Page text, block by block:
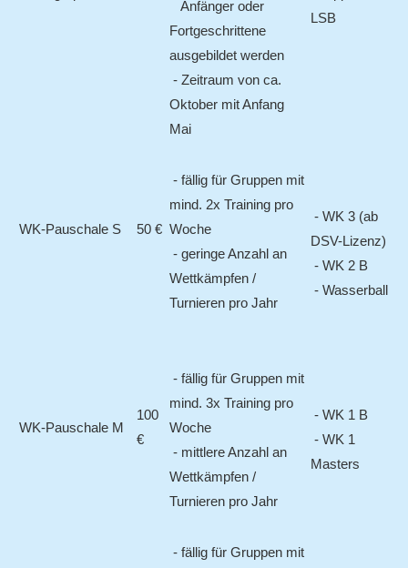
Anfänger oder
Fortgeschrittene
ausgebildet werden
- Zeitraum von ca.
Oktober mit Anfang
Mai
LSB
WK-Pauschale S 50 €
- fällig für Gruppen mit
mind. 2x Training pro
Woche
- geringe Anzahl an
Wettkämpfen /
Turnieren pro Jahr
- WK 3 (ab
DSV-Lizenz)
- WK 2 B
- Wasserball
WK-Pauschale M
100
€
- fällig für Gruppen mit
mind. 3x Training pro
Woche
- mittlere Anzahl an
Wettkämpfen /
Turnieren pro Jahr
- WK 1 B
- WK 1
Masters
- fällig für Gruppen mit